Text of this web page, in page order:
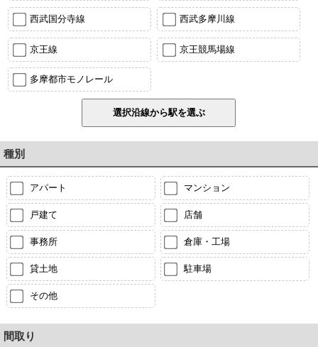
西武国分寺線 西武多摩川線
京王線 京王競馬場線
多摩都市モノレール
種別
アパート マンション
戸建て 店舗
事務所 倉庫・工場
貸土地 駐車場
その他
間取り